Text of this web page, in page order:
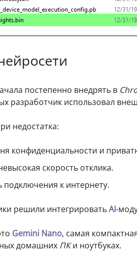
постепенно внедрять в
разработчик использовал
недостатка:
конфиденциальности и
скорость отклика.
к интернету.
решили интегрироватьAI-
Gemini Nano, самая
домашних ПКи ноутбуках.